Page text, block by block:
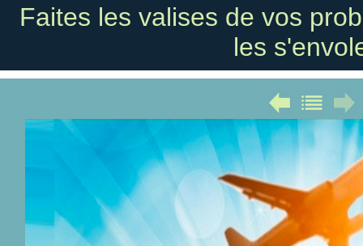
Faites les valises de vos
les